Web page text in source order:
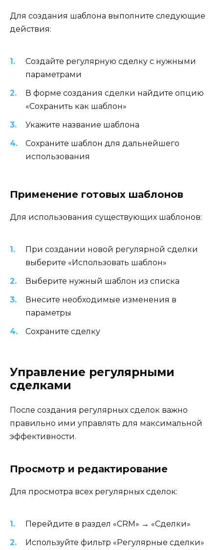
Для создания шаблона выполните следующие
действия:
Создайте регулярную сделку с нужными
параметрами
В форме создания сделки найдите опцию
«Сохранить как шаблон»
Укажите название шаблона
Сохраните шаблон для дальнейшего
использования
Применение готовых шаблонов
Для использования существующих шаблонов:
При создании новой регулярной сделки
выберите «Использовать шаблон»
Выберите нужный шаблон из списка
Внесите необходимые изменения в
параметры
Сохраните сделку
Управление регулярными
сделками
После создания регулярных сделок важно
правильно ими управлять для максимальной
эффективности.
Просмотр и редактирование
Для просмотра всех регулярных сделок:
Перейдите в раздел «CRM» → «Сделки»
Используйте фильтр «Регулярные сделки»